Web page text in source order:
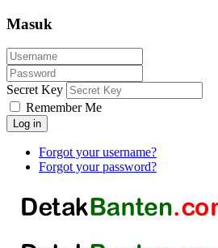
Masuk
Secret Key
Remember Me
Log in
Forgot your username?
Forgot your password?